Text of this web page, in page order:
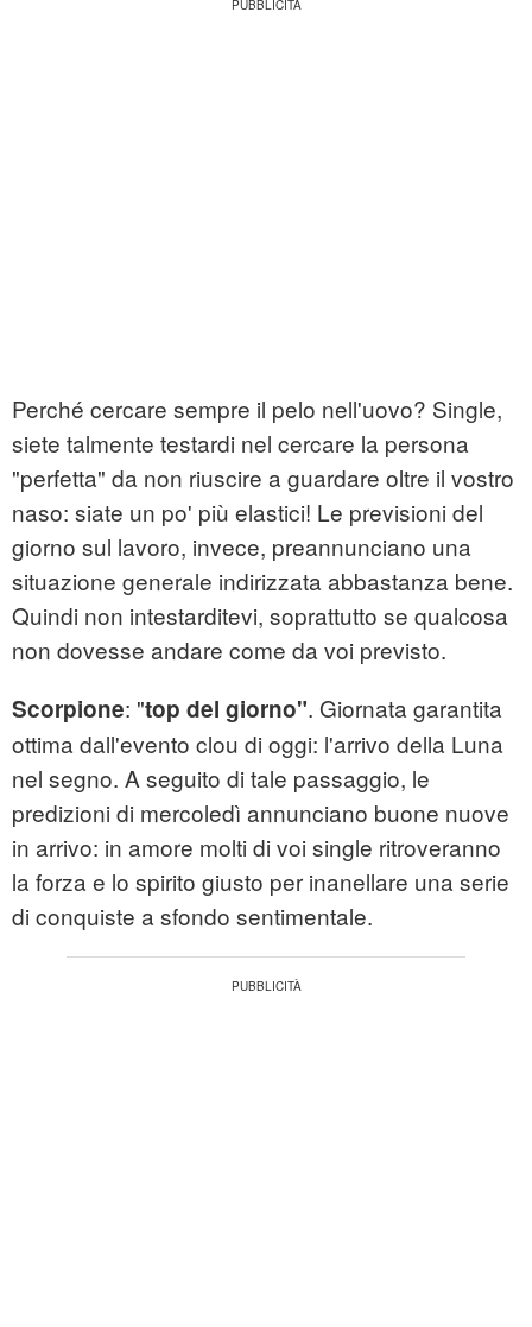
Perché cercare sempre il pelo nell'uovo? Single,
siete talmente testardi nel cercare la persona
"perfetta" da non riuscire a guardare oltre il vostro
naso: siate un po' più elastici! Le previsioni del
giorno sul lavoro, invece, preannunciano una
situazione generale indirizzata abbastanza bene.
Quindi non intestarditevi, soprattutto se qualcosa
non dovesse andare come da voi previsto.
Scorpione: "top del giorno". Giornata garantita
ottima dall'evento clou di oggi: l'arrivo della Luna
nel segno. A seguito di tale passaggio, le
predizioni di mercoledì annunciano buone nuove
in arrivo: in amore molti di voi single ritroveranno
la forza e lo spirito giusto per inanellare una serie
di conquiste a sfondo sentimentale.